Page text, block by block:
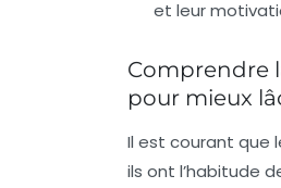
et leur
Comprendre
pour mieux
Il est courant que
ils ont l’habitude